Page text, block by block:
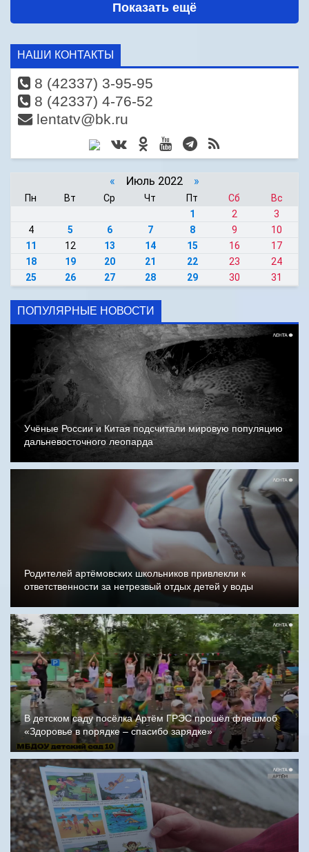
Показать ещё
НАШИ КОНТАКТЫ
8 (42337) 3-95-95
8 (42337) 4-76-52
lentatv@bk.ru
« Июль 2022 »
Пн Вт Ср Чт Пт Сб
Вс
1
2
3
4
5 6 7 8 9
10
11
12 13 14 15 16
17
18
19 20 21 22 23
24
25
26 27 28 29 30 31
ПОПУЛЯРНЫЕ НОВОСТИ
Учёные России и Китая подсчитали мировую популяцию
дальневосточного леопарда
Родителей артёмовских школьников привлекли к
ответственности за нетрезвый отдых детей у воды
В детском саду посёлка Артём ГРЭС прошёл флешмоб
«Здоровье в порядке – спасибо зарядке»